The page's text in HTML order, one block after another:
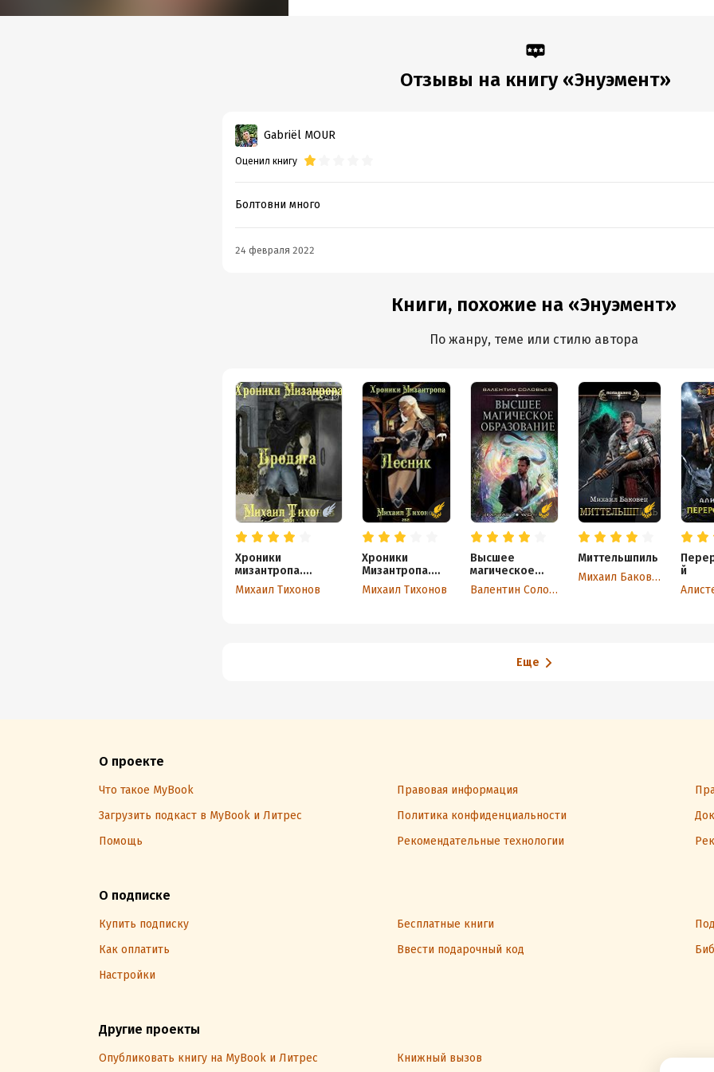
Отзывы на книгу «Энуэмент»
Gabriël MOUR
Оценил книгу
Болтовни много
24 февраля 2022
Книги, похожие на «Энуэмент»
По жанру, теме или стилю автора
Хроники
мизантропа.
Бродяга
Михаил Тихонов
Хроники
Мизантропа.
Лесник
Михаил Тихонов
Высшее
магическое
образование
Валентин Соловьев
Миттельшпиль
Михаил Баковец
й
Еще
О проекте
Что такое MyBook Правовая информация
Загрузить подкаст в MyBook и Литрес
Политика конфиденциальности
Помощь
Рекомендательные технологии
О подписке
Купить подписку Бесплатные книги
Как оплатить
Ввести подарочный код
Настройки
Другие проекты
Опубликовать книгу на MyBook и Литрес Книжный вызов